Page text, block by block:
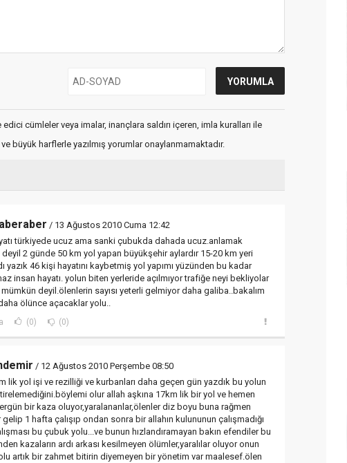
cümleler veya imalar, inançlara saldırı içeren, imla kuralları ile
büyük harflerle yazılmış yorumlar onaylanmamaktadır.
/ 13 Ağustos 2010 Cuma 12:42
türkiyede ucuz ama sanki çubukda dahada ucuz.anlamak
2 günde 50 km yol yapan büyükşehir aylardır 15-20 km yeri
yazık 46 kişi hayatını kaybetmiş yol yapımı yüzünden bu kadar
insan hayatı. yolun biten yerleride açılmıyor trafiğe neyi bekliyolar
deyil.ölenlerin sayısı yeterli gelmiyor daha galiba..bakalım
ölünce açacaklar yolu..
(0) (0)
/ 12 Ağustos 2010 Perşembe 08:50
lik yol işi ve rezilliği ve kurbanları daha geçen gün yazdık bu yolun
olur allah aşkına 17km lik bir yol ve hemen
bir kaza oluyor,yaralananlar,ölenler diz boyu buna rağmen
1 hafta çalışıp ondan sonra bir allahın kulununun çalışmadığı
bu çubuk yolu...ve bunun hızlandıramayan bakın efendiler bu
kazaların ardı arkası kesilmeyen ölümler,yaralılar oluyor onun
artık bir zahmet bitirin diyemeyen bir yönetim var maalesef.ölen